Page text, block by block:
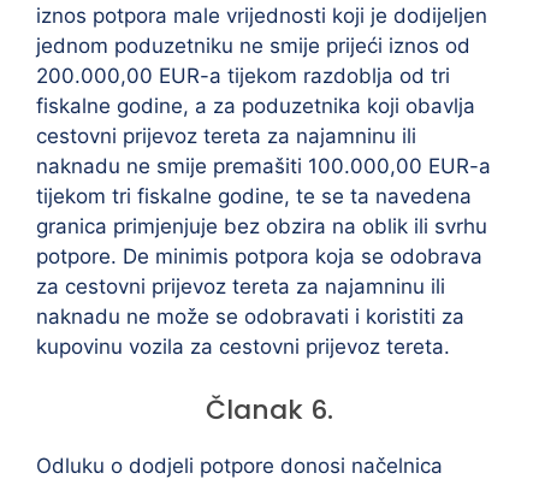
iznos potpora male vrijednosti koji je dodijeljen
jednom poduzetniku ne smije prijeći iznos od
200.000,00 EUR-a tijekom razdoblja od tri
fiskalne godine, a za poduzetnika koji obavlja
cestovni prijevoz tereta za najamninu ili
naknadu ne smije premašiti 100.000,00 EUR-a
tijekom tri fiskalne godine, te se ta navedena
granica primjenjuje bez obzira na oblik ili svrhu
potpore. De minimis potpora koja se odobrava
za cestovni prijevoz tereta za najamninu ili
naknadu ne može se odobravati i koristiti za
kupovinu vozila za cestovni prijevoz tereta.
Članak 6.
Odluku o dodjeli potpore donosi načelnica